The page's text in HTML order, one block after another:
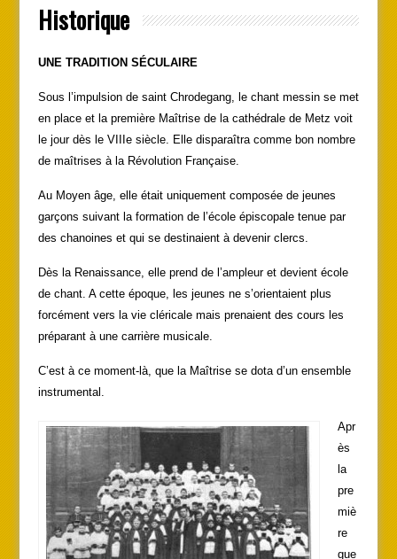
Historique
UNE TRADITION SÉCULAIRE
Sous l’impulsion de saint Chrodegang, le chant messin se met
en place et la première Maîtrise de la cathédrale de Metz voit
le jour dès le VIIIe siècle. Elle disparaîtra comme bon nombre
de maîtrises à la Révolution Française.
Au Moyen âge, elle était uniquement composée de jeunes
garçons suivant la formation de l’école épiscopale tenue par
des chanoines et qui se destinaient à devenir clercs.
Dès la Renaissance, elle prend de l’ampleur et devient école
de chant. A cette époque, les jeunes ne s’orientaient plus
forcément vers la vie cléricale mais prenaient des cours les
préparant à une carrière musicale.
C’est à ce moment-là, que la Maîtrise se dota d’un ensemble
instrumental.
Apr
ès
la
pre
miè
re
gue